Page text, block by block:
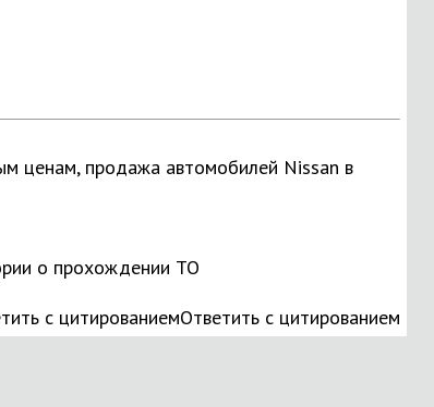
ценам, продажа автомобилей Nissan в
о прохождении ТО
Ответить с цитированием